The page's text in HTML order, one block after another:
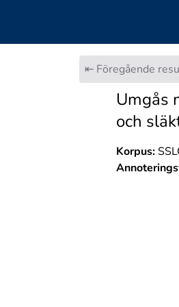
⇤ Föregående
Umgås
och
Korpus: